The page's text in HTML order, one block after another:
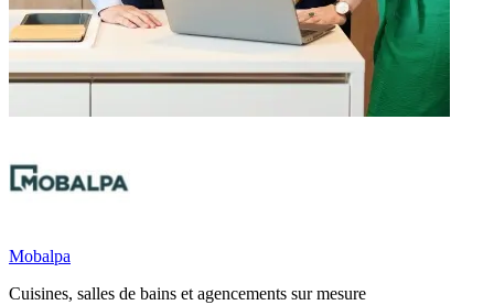
Mobalpa
Cuisines, salles de bains et agencements sur mesure